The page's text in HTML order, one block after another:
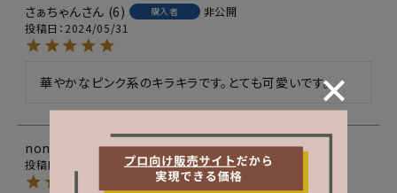
さぁちゃん
6 購入者
非公開
投稿日
2024/05/31
華やかなピンク系のキラキラです。とても可愛いです。
nono 69 購入者
非公開
投稿日
2024/04/11